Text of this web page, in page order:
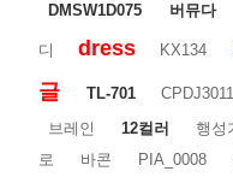
DMSW1D075
버뮤다
디 dress KX134
글
TL-701
브레인
12컬러 행성
로
바콘 PIA_0008